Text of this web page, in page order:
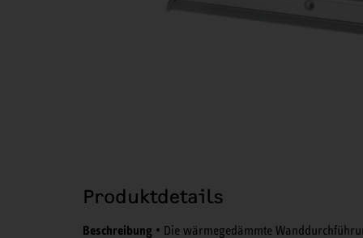
Produktdetails
Beschreibung • Die wärmegedämmte